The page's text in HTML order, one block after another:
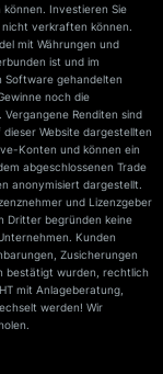
können. Investieren Sie
verkraften können.
mit Währungen und
ist und im
Software gehandelten
noch die
Renditen sind
Website dargestellten
Konten und können ein
abgeschlossenen Trade
anonymisiert dargestellt.
und Lizenzgeber
Dritter begründen keine
Kunden
Zusicherungen
bestätigt wurden, rechtlich
mit Anlageberatung,
werden! Wir